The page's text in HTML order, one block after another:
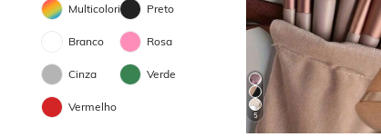
Multicolorido Preto
Branco Rosa
Cinza Verde
Vermelho
5